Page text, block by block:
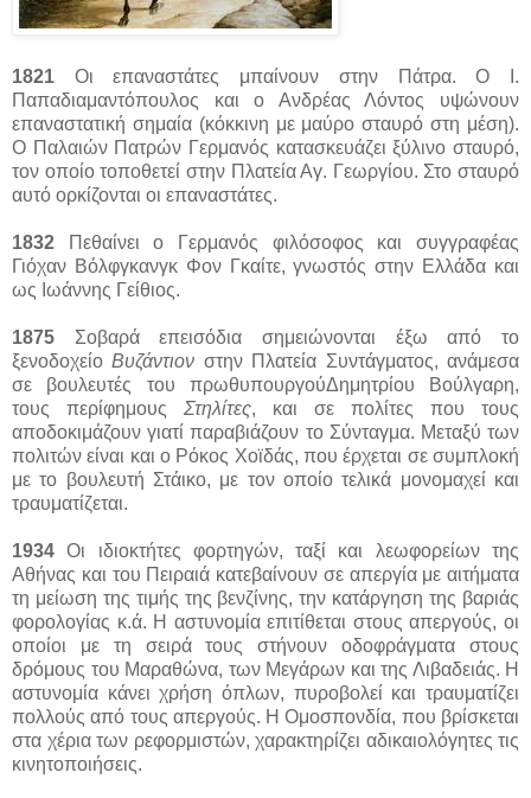
1821 Οι επαναστάτες μπαίνουν στην Πάτρα. Ο Ι.
Παπαδιαμαντόπουλος και ο Ανδρέας Λόντος υψώνουν
επαναστατική σημαία (κόκκινη με μαύρο σταυρό στη μέση).
Ο Παλαιών Πατρών Γερμανός κατασκευάζει ξύλινο σταυρό,
τον οποίο τοποθετεί στην Πλατεία Αγ. Γεωργίου. Στο σταυρό
αυτό ορκίζονται οι επαναστάτες.
1832 Πεθαίνει ο Γερμανός φιλόσοφος και συγγραφέας
Γιόχαν Βόλφγκανγκ Φον Γκαίτε, γνωστός στην Ελλάδα και
ως Ιωάννης Γείθιος.
1875 Σοβαρά επεισόδια σημειώνονται έξω από το
ξενοδοχείοΒυζάντιον στην Πλατεία Συντάγματος, ανάμεσα
σε βουλευτές του πρωθυπουργούΔημητρίου Βούλγαρη,
τους περίφημους Στηλίτες, και σε πολίτες που τους
αποδοκιμάζουν γιατί παραβιάζουν το Σύνταγμα. Μεταξύ των
πολιτών είναι και ο Ρόκος Χοϊδάς, που έρχεται σε συμπλοκή
με το βουλευτή Στάικο, με τον οποίο τελικά μονομαχεί και
τραυματίζεται.
1934 Οι ιδιοκτήτες φορτηγών, ταξί και λεωφορείων της
Αθήνας και του Πειραιά κατεβαίνουν σε απεργία με αιτήματα
τη μείωση της τιμής της βενζίνης, την κατάργηση της βαριάς
φορολογίας κ.ά. Η αστυνομία επιτίθεται στους απεργούς, οι
οποίοι με τη σειρά τους στήνουν οδοφράγματα στους
δρόμους του Μαραθώνα, των Μεγάρων και της Λιβαδειάς. Η
αστυνομία κάνει χρήση όπλων, πυροβολεί και τραυματίζει
πολλούς από τους απεργούς. Η Ομοσπονδία, που βρίσκεται
στα χέρια των ρεφορμιστών, χαρακτηρίζει αδικαιολόγητες τις
κινητοποιήσεις.